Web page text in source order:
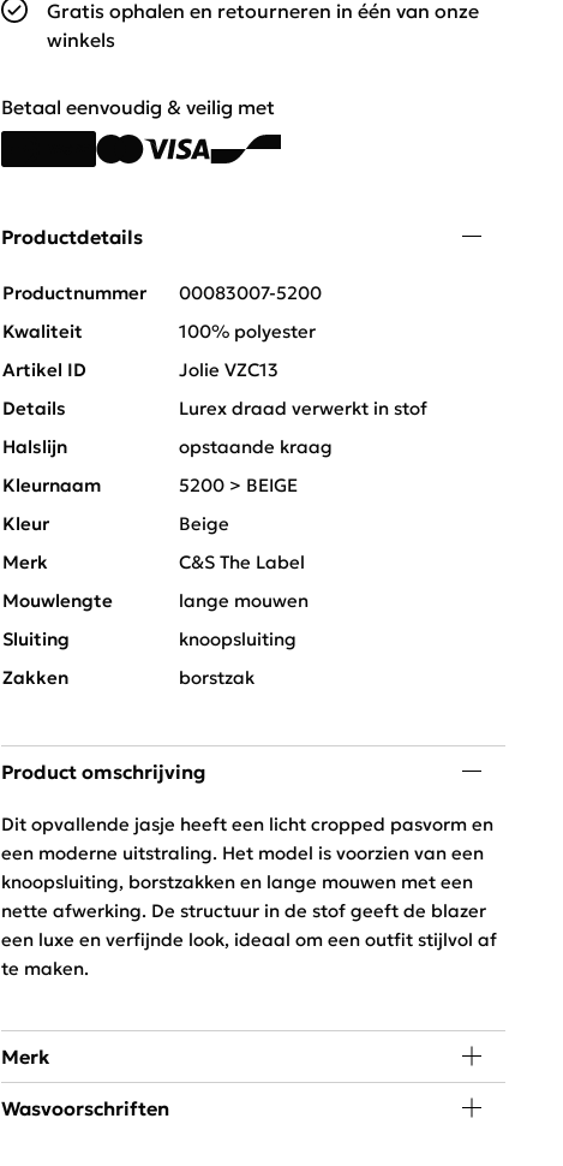
Gratis ophalen en retourneren in één van onze
winkels
Betaal eenvoudig & veilig met
Productdetails
Productnummer
00083007-5200
Kwaliteit
100% polyester
Artikel ID
Jolie VZC13
Details
Lurex draad verwerkt in stof
Halslijn
opstaande kraag
Kleurnaam
5200 > BEIGE
Kleur
Beige
Merk
C&S The Label
Mouwlengte
lange mouwen
Sluiting
knoopsluiting
Zakken
borstzak
Product omschrijving
Dit opvallende jasje heeft een licht cropped pasvorm en
een moderne uitstraling. Het model is voorzien van een
knoopsluiting, borstzakken en lange mouwen met een
nette afwerking. De structuur in de stof geeft de blazer
een luxe en verfijnde look, ideaal om een outfit stijlvol af
te maken.
Merk
C&amp;S The Label is een Nederlands dames fashion
Wasvoorschriften